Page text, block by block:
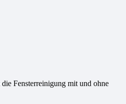
Fensterreinigung mit und ohne